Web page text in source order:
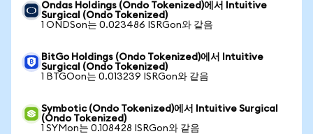
Ondas Holdings (Ondo Tokenized)에서 Intuitive
Surgical (Ondo Tokenized)
1 ONDSon는 0.023486 ISRGon와 같음
BitGo Holdings (Ondo Tokenized)에서 Intuitive
Surgical (Ondo Tokenized)
1 BTGOon는 0.013239 ISRGon와 같음
Symbotic (Ondo Tokenized)에서 Intuitive Surgical
(Ondo Tokenized)
1 SYMon는 0.108428 ISRGon와 같음